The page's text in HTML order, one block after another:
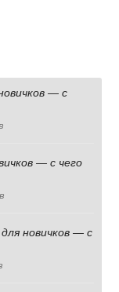
— с
— с чего
новичков — с